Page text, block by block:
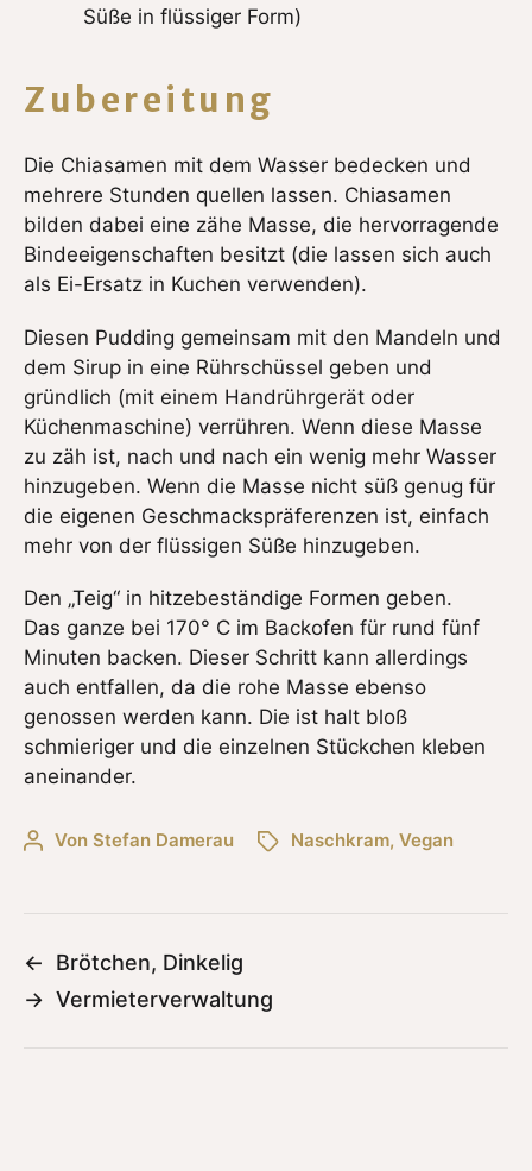
Süße in flüssiger Form)
Zubereitung
Die Chiasamen mit dem Wasser bedecken und
mehrere Stunden quellen lassen. Chiasamen
bilden dabei eine zähe Masse, die hervorragende
Bindeeigenschaften besitzt (die lassen sich auch
als Ei-Ersatz in Kuchen verwenden).
Diesen Pudding gemeinsam mit den Mandeln und
dem Sirup in eine Rührschüssel geben und
gründlich (mit einem Handrührgerät oder
Küchenmaschine) verrühren. Wenn diese Masse
zu zäh ist, nach und nach ein wenig mehr Wasser
hinzugeben. Wenn die Masse nicht süß genug für
die eigenen Geschmackspräferenzen ist, einfach
mehr von der flüssigen Süße hinzugeben.
Den „Teig“ in hitzebeständige Formen geben.
Das ganze bei 170° C im Backofen für rund fünf
Minuten backen. Dieser Schritt kann allerdings
auch entfallen, da die rohe Masse ebenso
genossen werden kann. Die ist halt bloß
schmieriger und die einzelnen Stückchen kleben
aneinander.
Von Stefan Damerau Naschkram, Vegan
←
Brötchen, Dinkelig
→ Vermieterverwaltung